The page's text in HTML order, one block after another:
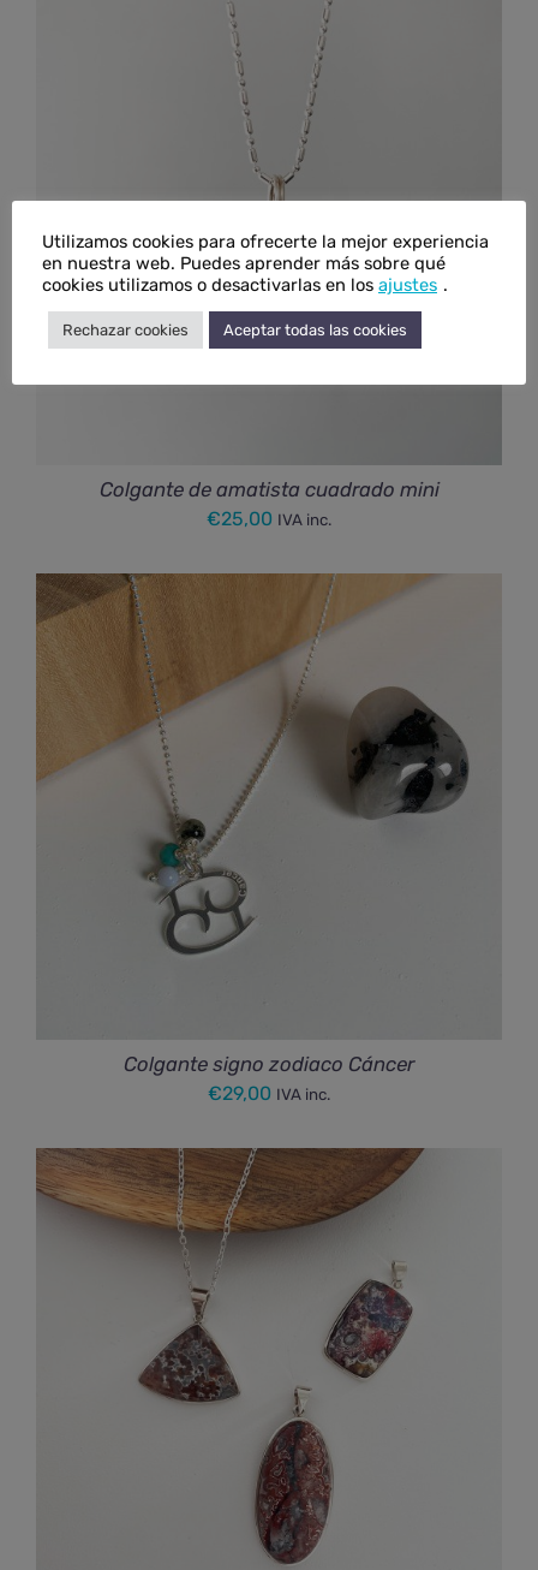
Colgante de amatista cuadrado mini
€25,00 IVA inc.
Colgante signo zodiaco Cáncer
€29,00 IVA inc.
Utilizamos cookies para ofrecerte la mejor experiencia
en nuestra web. Puedes aprender más sobre qué
cookies utilizamos o desactivarlas en los ajustes .
Rechazar cookies Aceptar todas las cookies